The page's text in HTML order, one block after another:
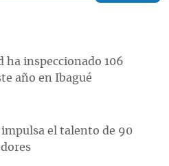
ha inspeccionado 106
año en Ibagué
el talento de 90